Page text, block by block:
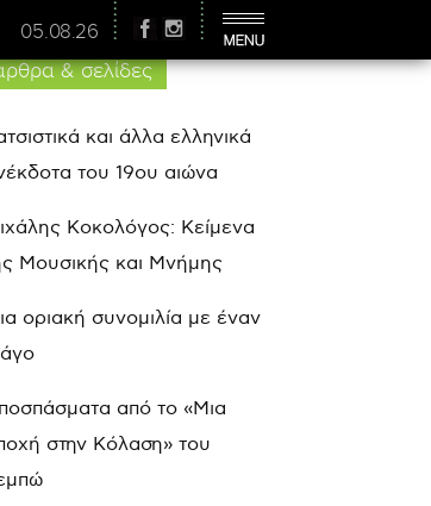
05.08.26
& σελίδες
και άλλα ελληνικά
του 19ου αιώνα
Κοκολόγος: Κείμενα
Μουσικής και Μνήμης
οριακή συνομιλία με έναν
από το «Μια
στην Κόλαση» του